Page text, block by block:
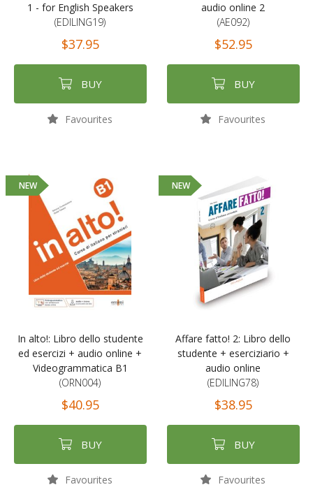
1 - for English Speakers
(EDILING19)
$37.95
BUY
Favourites
audio online 2
(AE092)
$52.95
BUY
Favourites
NEW
In alto!: Libro dello studente
ed esercizi + audio online +
Videogrammatica B1
(ORN004)
$40.95
BUY
Favourites
NEW
Affare fatto! 2: Libro dello
studente + eserciziario +
audio online
(EDILING78)
$38.95
BUY
Favourites